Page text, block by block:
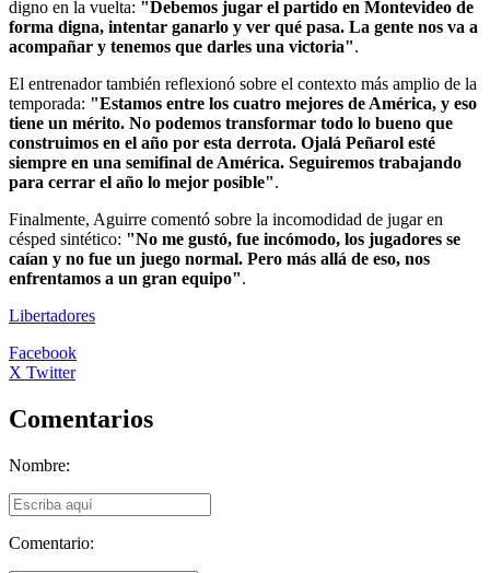
digno en la vuelta: "Debemos jugar el partido en Montevideo de
forma digna, intentar ganarlo y ver qué pasa. La gente nos va a
acompañar y tenemos que darles una victoria".
El entrenador también reflexionó sobre el contexto más amplio de la
temporada: "Estamos entre los cuatro mejores de América, y eso
tiene un mérito. No podemos transformar todo lo bueno que
construimos en el año por esta derrota. Ojalá Peñarol esté
siempre en una semifinal de América. Seguiremos trabajando
para cerrar el año lo mejor posible".
Finalmente, Aguirre comentó sobre la incomodidad de jugar en
césped sintético: "No me gustó, fue incómodo, los jugadores se
caían y no fue un juego normal. Pero más allá de eso, nos
enfrentamos a un gran equipo".
Libertadores
Facebook
X Twitter
Comentarios
Nombre:
Comentario: